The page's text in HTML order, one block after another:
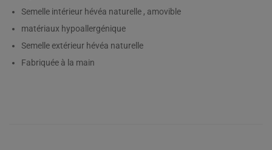
Semelle intérieur hévéa naturelle , amovible
matériaux hypoallergénique
Semelle extérieur hévéa naturelle
Fabriquée à la main